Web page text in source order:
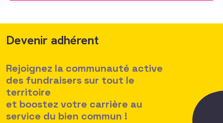
Devenir adhérent
Rejoignez la communauté active
des fundraisers sur tout le
territoire
et boostez votre carrière au
service du bien commun !